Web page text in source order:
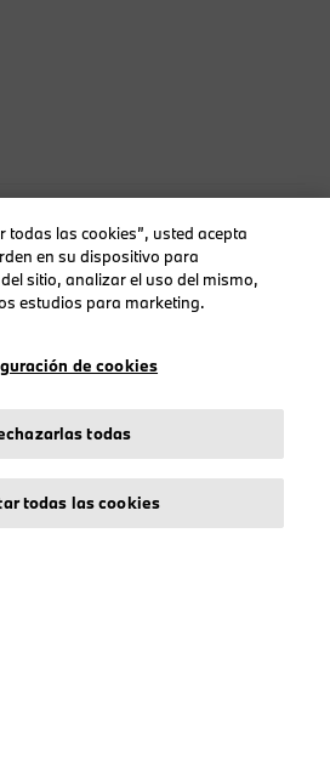
todas las cookies”, usted acepta
en su dispositivo para
sitio, analizar el uso del mismo,
estudios para marketing.
de cookies
todas
todas las cookies